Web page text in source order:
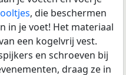
, die beschermen
in je voet! Het materiaal
een kogelvrij vest.
en schroeven bij
draag ze in